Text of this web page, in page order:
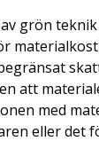
grön
att
med
eller det